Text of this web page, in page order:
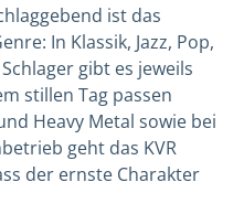
ist das
In Klassik, Jazz, Pop,
gibt es jeweils
stillen Tag passen
Heavy Metal sowie bei
geht das KVR
der ernste Charakter